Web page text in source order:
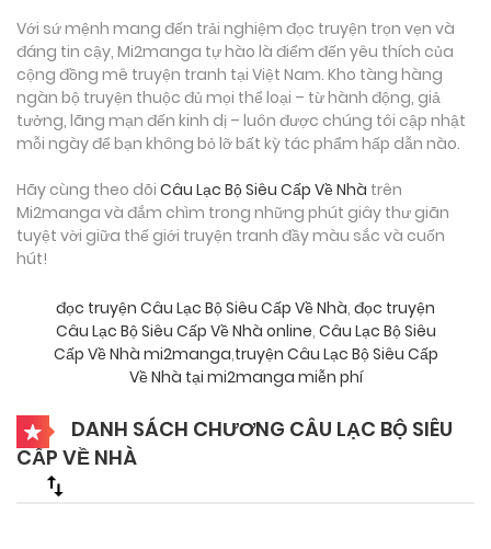
Với sứ mệnh mang đến trải nghiệm đọc truyện trọn vẹn và
đáng tin cậy, Mi2manga tự hào là điểm đến yêu thích của
cộng đồng mê truyện tranh tại Việt Nam. Kho tàng hàng
ngàn bộ truyện thuộc đủ mọi thể loại – từ hành động, giả
tưởng, lãng mạn đến kinh dị – luôn được chúng tôi cập nhật
mỗi ngày để bạn không bỏ lỡ bất kỳ tác phẩm hấp dẫn nào.
Hãy cùng theo dõi Câu Lạc Bộ Siêu Cấp Về Nhà trên
Mi2manga và đắm chìm trong những phút giây thư giãn
tuyệt vời giữa thế giới truyện tranh đầy màu sắc và cuốn
hút!
đọc truyện Câu Lạc Bộ Siêu Cấp Về Nhà, đọc truyện
Câu Lạc Bộ Siêu Cấp Về Nhà online, Câu Lạc Bộ Siêu
Cấp Về Nhà mi2manga,truyện Câu Lạc Bộ Siêu Cấp
Về Nhà tại mi2manga miễn phí
DANH SÁCH CHƯƠNG CÂU LẠC BỘ SIÊU
CẤP VỀ NHÀ